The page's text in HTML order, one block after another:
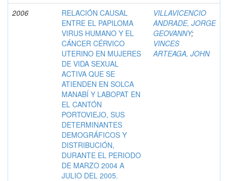
2006
RELACIÓN CAUSAL
ENTRE EL PAPILOMA
VIRUS HUMANO Y EL
CÁNCER CÉRVICO
UTERINO EN MUJERES
DE VIDA SEXUAL
ACTIVA QUE SE
ATIENDEN EN SOLCA
MANABÍ Y LABOPAT EN
EL CANTÓN
PORTOVIEJO, SUS
DETERMINANTES
DEMOGRÁFICOS Y
DISTRIBUCIÓN,
DURANTE EL PERIODO
DE MARZO 2004 A
JULIO DEL 2005.
VILLAVICENCIO
ANDRADE, JORGE
GEOVANNY;
VINCES
ARTEAGA, JOHN